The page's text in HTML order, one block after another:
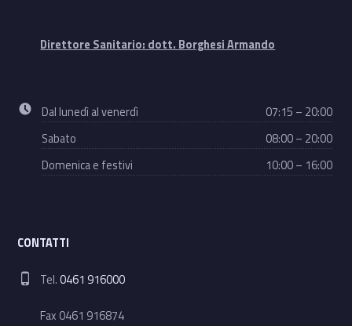
Direttore Sanitario: dott. Borghesi Armando
Business hours:
Dal lunedì al venerdì
07:15 – 20:00
Sabato
08:00 – 20:00
Domenica e festivi
10:00 – 16:00
CONTATTI
Phone number:
Tel.0461 916000
Fax 0461 916874